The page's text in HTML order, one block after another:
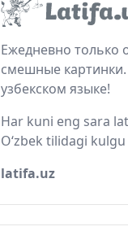
Ежедневно только
смешные
узбекском языке!
Har kuni eng sara
O‘zbek tilidagi
latifa.uz